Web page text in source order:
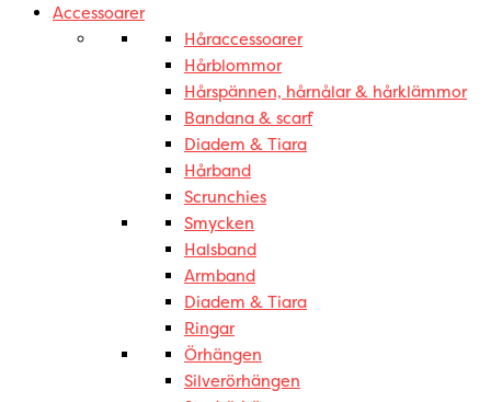
Accessoarer
Håraccessoarer
Hårblommor
Hårspännen, hårnålar & hårklämmor
Bandana & scarf
Diadem & Tiara
Hårband
Scrunchies
Smycken
Halsband
Armband
Diadem & Tiara
Ringar
Örhängen
Silverörhängen